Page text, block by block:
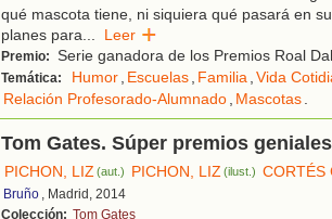
qué mascota tiene, ni siquiera qué pasará en
planes para... Leer
Premio: Serie ganadora de los Premios Roal
Temática: Humor, Escuelas, Familia,Vida
Relación Profesorado-Alumnado, Mascotas.
Tom Gates. Súper premios
PICHON, LIZ(aut.) PICHON, LIZ(ilust.) CORTÉS
Bruño , Madrid, 2014
Colección: Tom Gates